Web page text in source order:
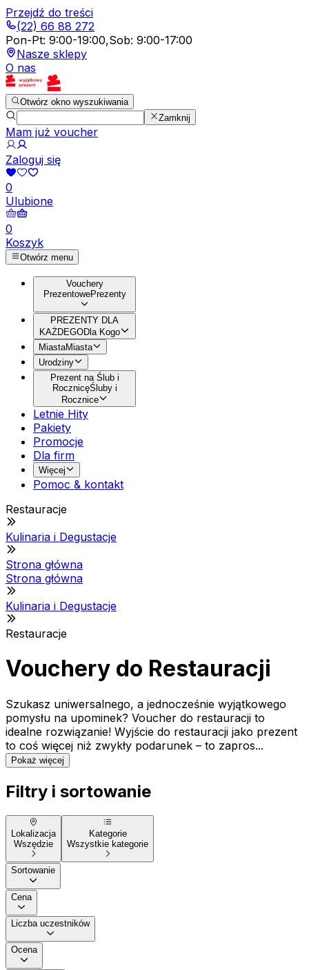
Przejdź do treści
(22) 66 88 272
Pon-Pt: 9:00-19:00,Sob: 9:00-17:00
Nasze sklepy
O nas
Otwórz okno wyszukiwania
Zamknij
Mam już voucher
Zaloguj się
0
Ulubione
0
Koszyk
Otwórz menu
Vouchery
PrezentowePrezenty
PREZENTY DLA
KAŻDEGODla Kogo
MiastaMiasta
Urodziny
Prezent na Ślub i
RocznicęŚluby i
Rocznice
Letnie Hity
Pakiety
Promocje
Dla firm
Więcej
Pomoc & kontakt
Restauracje
Kulinaria i Degustacje
Strona główna
Strona główna
Kulinaria i Degustacje
Restauracje
Vouchery do Restauracji
Szukasz uniwersalnego, a jednocześnie wyjątkowego
pomysłu na upominek? Voucher do restauracji to
idealne rozwiązanie! Wyjście do restauracji jako prezent
to coś więcej niż zwykły podarunek – to zapros...
Pokaż więcej
Filtry i sortowanie
Lokalizacja
Wszędzie
Kategorie
Wszystkie kategorie
Sortowanie
Cena
Liczba uczestników
Ocena